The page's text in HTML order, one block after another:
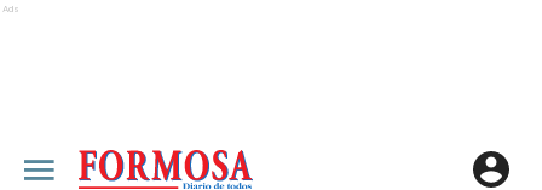
Ads